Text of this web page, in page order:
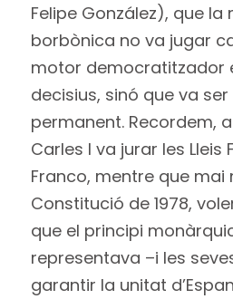
Felipe González), que la
borbònica no va jugar
motor democratitzador
decisius, sinó que va
permanent. Recordem,
Carles I va jurar les Lleis
Franco, mentre que mai
Constitució de 1978,
que el principi
representava –i les
garantir la unitat